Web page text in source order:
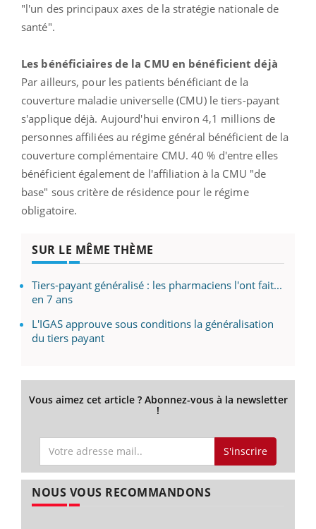
"l'un des principaux axes de la stratégie nationale de
santé".
Les bénéficiaires de la CMU en bénéficient déjà
Par ailleurs, pour les patients bénéficiant de la
couverture maladie universelle (CMU) le tiers-payant
s'applique déjà. Aujourd'hui environ 4,1 millions de
personnes affiliées au régime général bénéficient de la
couverture complémentaire CMU. 40 % d'entre elles
bénéficient également de l'affiliation à la CMU "de
base" sous critère de résidence pour le régime
obligatoire.
SUR LE MÊME THÈME
Tiers-payant généralisé : les pharmaciens l'ont fait...
en 7 ans
L'IGAS approuve sous conditions la généralisation
du tiers payant
Vous aimez cet article ? Abonnez-vous à la newsletter
!
S'inscrire
NOUS VOUS RECOMMANDONS